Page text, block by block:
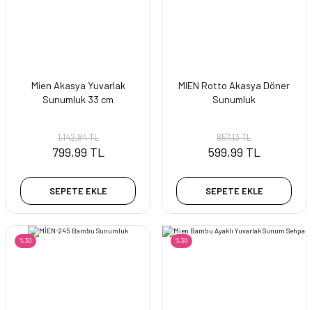
Mien Akasya Yuvarlak
Sunumluk 33 cm
1.142,84 TL
799,99 TL
SEPETE EKLE
MIEN Rotto Akasya Döner
Sunumluk
857,13 TL
599,99 TL
SEPETE EKLE
%30 %30